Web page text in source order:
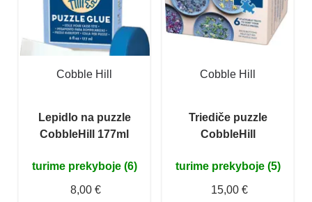
Cobble Hill
Lepidlo na puzzle
CobbleHill 177ml
turime prekyboje (6)
8,00 €
Cobble Hill
Triediče puzzle
CobbleHill
turime prekyboje (5)
15,00 €